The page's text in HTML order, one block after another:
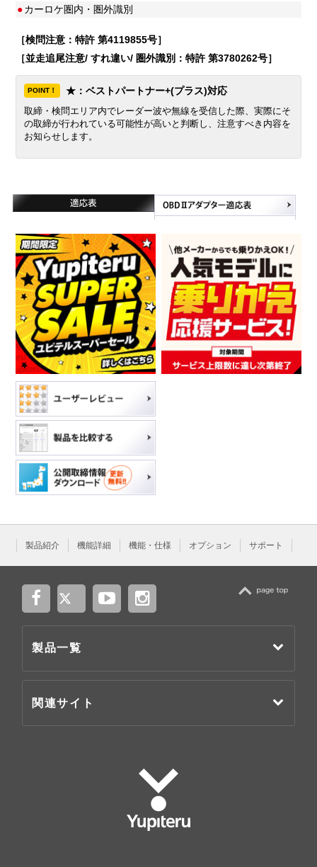
●カーロケ圏内・圏外識別
［検問注意：特許 第4119855号］
［並走追尾注意/ すれ違い/ 圏外識別：特許 第3780262号］
POINT！ ★：ベストパートナー+(プラス)対応
取締・検問エリア内でレーダー波や無線を受信した際、実際にそ
の取締が行われている可能性が高いと判断し、注意すべき内容を
お知らせします。
製品紹介 機能詳細 機能・仕様 オプション サポート
製品一覧
関連サイト